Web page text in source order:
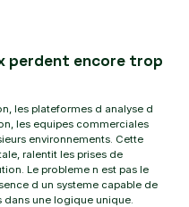
perdent encore trop
les plateformes d analyse d
les equipes commerciales
environnements. Cette
ralentit les prises de
Le probleme n est pas le
d un systeme capable de
une logique unique.